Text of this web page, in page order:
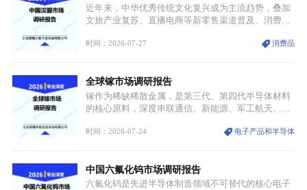
AI服务器、5G基站等高端电子终端持续传导，全产业
链生产、成本、交付均承受巨大压力。
近年来，中华优秀传统文化复兴成为主流趋势，叠加
文旅产业复苏、直播电商等新零售渠道普及、消费群
服不再局限于传统节日、古风活动等小众场景，逐步
重要载体。同时，行业标准落地、生产技术升级、原
创设计能力提升，进一步夯实产业发展根基，吸引传
统服饰品牌、文旅企业等跨界入局，市场活力持续释
时间：2026-07-27 消费品
全球镓市场调研报告
镓作为稀缺稀散金属，是第三代、第四代半导体材料
的核心原料，深度串联通信、新能源、军工航天、光
与大国科技博弈的关键战略资源。镓并非传统大宗金
领域渗透”的战略体系，成为全球科技产业运转的刚
需资源。
时间：2026-07-24 电子产品和半导体
中国六氟化钨市场调研报告
六氟化钨是先进半导体制造领域不可替代的核心电子